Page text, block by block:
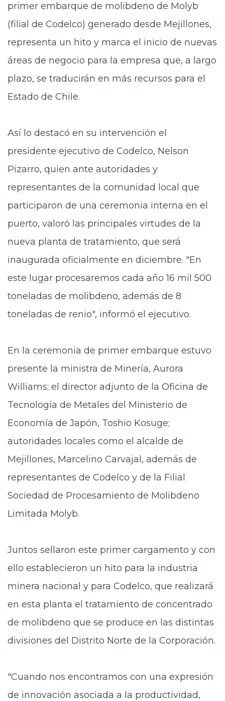
primer embarque de molibdeno de Molyb
(filial de Codelco) generado desde Mejillones,
representa un hito y marca el inicio de nuevas
áreas de negocio para la empresa que, a largo
plazo, se traducirán en más recursos para el
Estado de Chile.
Así lo destacó en su intervención el
presidente ejecutivo de Codelco, Nelson
Pizarro, quien ante autoridades y
representantes de la comunidad local que
participaron de una ceremonia interna en el
puerto, valoró las principales virtudes de la
nueva planta de tratamiento, que será
inaugurada oficialmente en diciembre. "En
este lugar procesaremos cada año 16 mil 500
toneladas de molibdeno, además de 8
toneladas de renio", informó el ejecutivo.
En la ceremonia de primer embarque estuvo
presente la ministra de Minería, Aurora
Williams; el director adjunto de la Oficina de
Tecnología de Metales del Ministerio de
Economía de Japón, Toshio Kosuge;
autoridades locales como el alcalde de
Mejillones, Marcelino Carvajal, además de
representantes de Codelco y de la Filial
Sociedad de Procesamiento de Molibdeno
Limitada Molyb.
Juntos sellaron este primer cargamento y con
ello establecieron un hito para la industria
minera nacional y para Codelco, que realizará
en esta planta el tratamiento de concentrado
de molibdeno que se produce en las distintas
divisiones del Distrito Norte de la Corporación.
"Cuando nos encontramos con una expresión
de innovación asociada a la productividad,